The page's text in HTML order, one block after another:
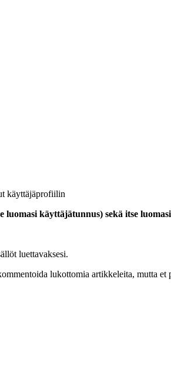
käyttäjäprofiilin
käyttäjätunnus) sekä itse luomasi
luettavaksesi.
lukottomia artikkeleita, mutta et